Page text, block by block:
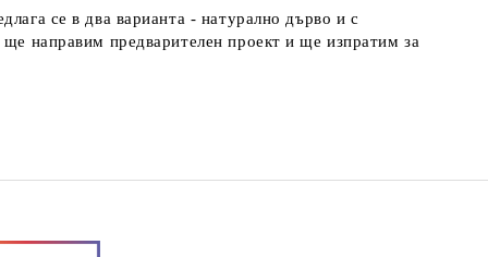
се в два варианта - натурално дърво и с
направим предварителен проект и ще изпратим за